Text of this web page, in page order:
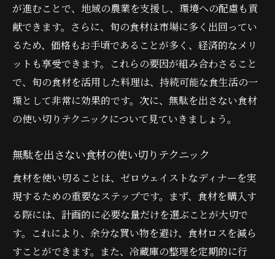
が進むことで、地域の農業を支援し、環境への配慮も貢
献できます。さらに、旬の食材は市場に多く出回ってい
るため、価格もお手頃であることが多く、経済的なメリ
ットも享受できます。これらの要因が組み合わさること
で、旬の食材を活用した料理は、持続可能な食生活の一
環として非常に効果的です。次に、無駄を出さない食材
の使い切りテクニックについて見ていきましょう。
無駄を出さない食材の使い切りテクニック
食材を使い切ることは、ゼロウェイストなディナーを実
現するための重要なステップです。まず、食材を購入す
る際には、計画的に必要な量だけを選ぶことが大切で
す。これにより、余分な買い物を避け、食材ロスを減ら
すことができます。また、冷蔵庫の整理を定期的に行